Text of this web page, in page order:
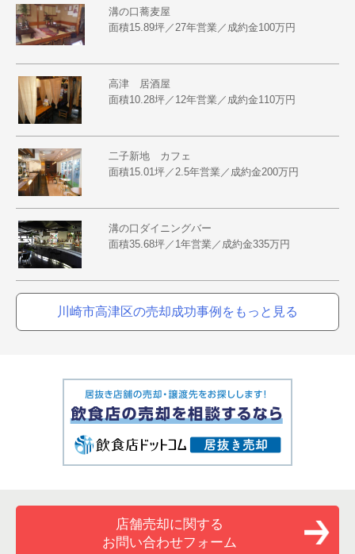
溝の口蕎麦屋
面積15.89坪／27年営業／成約金100万円
高津 居酒屋
面積10.28坪／12年営業／成約金110万円
二子新地 カフェ
面積15.01坪／2.5年営業／成約金200万円
溝の口ダイニングバー
面積35.68坪／1年営業／成約金335万円
川崎市高津区の売却成功事例をもっと見る
店舗売却に関する
お問い合わせフォーム